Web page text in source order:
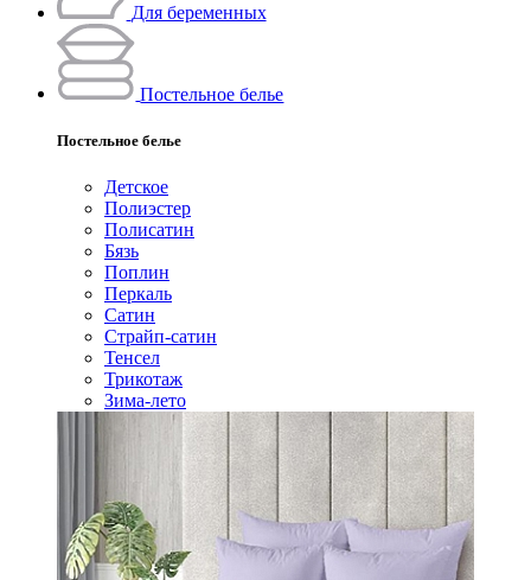
Для беременных
Постельное белье
Постельное белье
Детское
Полиэстeр
Полисатин
Бязь
Поплин
Перкаль
Сатин
Страйп-сатин
Тенсел
Трикотаж
Зима-лето